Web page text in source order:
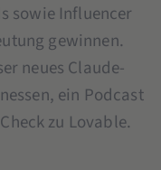
sowie Influencer
gewinnen.
neues Claude-
ein Podcast
zu Lovable.